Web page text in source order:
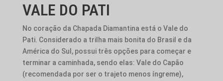
VALE DO PATI
No coração da Chapada Diamantina está o Vale do
Pati. Considerado a trilha mais bonita do Brasil e da
América do Sul, possui três opções para começar e
terminar a caminhada, sendo elas: Vale do Capão
(recomendada por ser o trajeto menos íngreme),